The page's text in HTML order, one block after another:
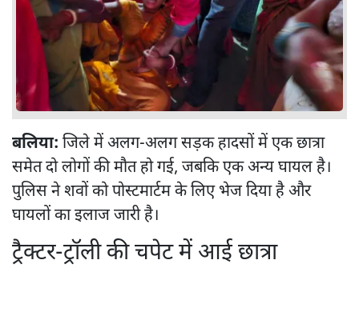
बलिया: जिले में अलग-अलग सड़क हादसों में एक छात्रा
समेत दो लोगों की मौत हो गई, जबकि एक अन्य घायल है।
पुलिस ने शवों को पोस्टमार्टम के लिए भेज दिया है और
घायलों का इलाज जारी है।
ट्रैक्टर-ट्रॉली की चपेट में आई छात्रा